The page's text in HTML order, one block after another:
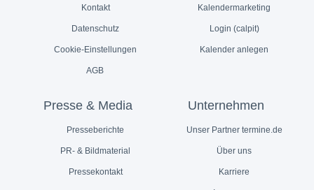
Kontakt
Datenschutz
Cookie-Einstellungen
AGB
Kalendermarketing
Login (calpit)
Kalender anlegen
Presse & Media
Presseberichte
PR- & Bildmaterial
Pressekontakt
Unternehmen
Unser Partner termine.de
Über uns
Karriere